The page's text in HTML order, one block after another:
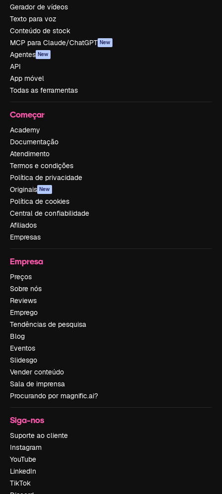
Gerador de vídeos
Texto para voz
Conteúdo de stock
MCP para Claude/ChatGPT New
Agentes New
API
App móvel
Todas as ferramentas
Começar
Academy
Documentação
Atendimento
Termos e condições
Política de privacidade
Originais New
Política de cookies
Central de confiabilidade
Afiliados
Empresas
Empresa
Preços
Sobre nós
Reviews
Emprego
Tendências de pesquisa
Blog
Eventos
Slidesgo
Vender conteúdo
Sala de imprensa
Procurando por magnific.ai?
Siga-nos
Suporte ao cliente
Instagram
YouTube
LinkedIn
TikTok